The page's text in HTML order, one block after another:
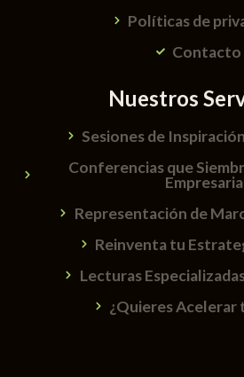
Políticas de
Contacto
Nuestros
Sesiones de
Conferencias que
Representación de
Reinventa tu
Lecturas
¿Quieres Acelerar